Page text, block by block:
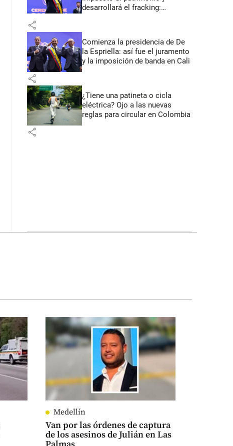
desarrollará el fracking:
share
Comienza la presidencia de De
la Espriella: así fue el juramento
y la imposición de banda en Cali
share
¿Tiene una patineta o cicla
eléctrica? Ojo a las nuevas
reglas para circular en Colombia
share
Medellín
Van por las órdenes de captura
de los asesinos de Julián en Las